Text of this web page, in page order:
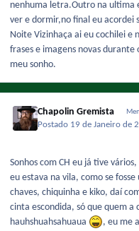
nenhuma letra.Outro na ultima
ver e dormir,no final eu acordei
Noite Vizinhaça ai eu cochilei e
frases e imagens novas durante
meu sonho.
Chapolin Gremista
Postado 19 de Janeiro de
Sonhos com CH eu já tive
eu estava na vila, como se
chaves, chiquinha e kiko, daí
cinta escondida, só que quem
hauhshuahsahuaua
, eu me